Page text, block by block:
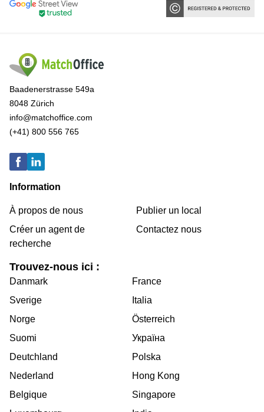
Baadenerstrasse 549a
8048 Zürich
info@matchoffice.com
(+41) 800 556 765
Information
À propos de nous
Créer un agent de
recherche
Publier un local
Contactez nous
Trouvez-nous ici :
Danmark
Sverige
Norge
Suomi
Deutchland
Nederland
Belgique
France
Italia
Österreich
Україна
Polska
Hong Kong
Singapore